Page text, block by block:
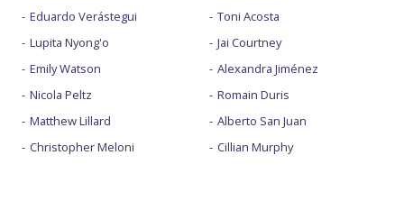
Eduardo Verástegui
Lupita Nyong'o
Emily Watson
Nicola Peltz
Matthew Lillard
Christopher Meloni
Toni Acosta
Jai Courtney
Alexandra Jiménez
Romain Duris
Alberto San Juan
Cillian Murphy